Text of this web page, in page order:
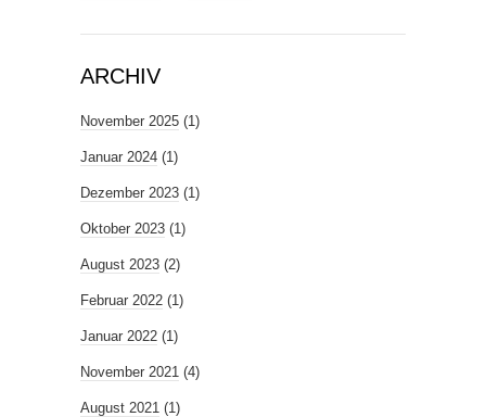
ARCHIV
November 2025 (1)
Januar 2024 (1)
Dezember 2023 (1)
Oktober 2023 (1)
August 2023 (2)
Februar 2022 (1)
Januar 2022 (1)
November 2021 (4)
August 2021 (1)